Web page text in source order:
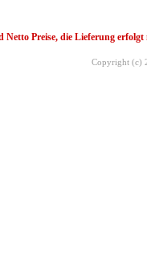
Netto Preise, die Lieferung
Copyright (c)